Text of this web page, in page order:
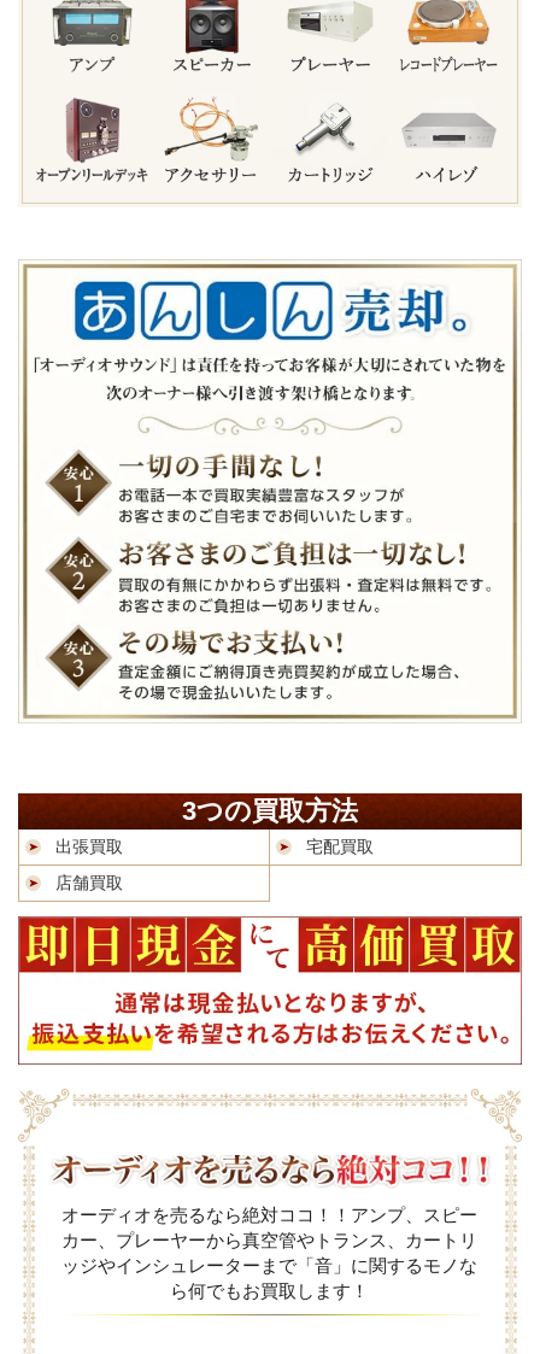
3つの買取方法
出張買取
宅配買取
店舗買取
オーディオを売るなら絶対ココ！！アンプ、スピー
カー、プレーヤーから真空管やトランス、カートリ
ッジやインシュレーターまで「音」に関するモノな
ら何でもお買取します！